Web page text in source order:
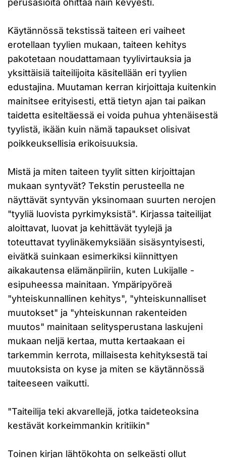
perusasioita ohittaa näin kevyesti.
Käytännössä tekstissä taiteen eri vaiheet
erotellaan tyylien mukaan, taiteen kehitys
pakotetaan noudattamaan tyylivirtauksia ja
yksittäisiä taiteilijoita käsitellään eri tyylien
edustajina. Muutaman kerran kirjoittaja kuitenkin
mainitsee erityisesti, että tietyn ajan tai paikan
taidetta esiteltäessä ei voida puhua yhtenäisestä
tyylistä, ikään kuin nämä tapaukset olisivat
poikkeuksellisia erikoisuuksia.
Mistä ja miten taiteen tyylit sitten kirjoittajan
mukaan syntyvät? Tekstin perusteella ne
näyttävät syntyvän yksinomaan suurten nerojen
"tyyliä luovista pyrkimyksistä". Kirjassa taiteilijat
aloittavat, luovat ja kehittävät tyylejä ja
toteuttavat tyylinäkemyksiään sisäsyntyisesti,
eivätkä suinkaan esimerkiksi kiinnittyen
aikakautensa elämänpiiriin, kuten Lukijalle -
esipuheessa mainitaan. Ympäripyöreä
"yhteiskunnallinen kehitys", "yhteiskunnalliset
muutokset" ja "yhteiskunnan rakenteiden
muutos" mainitaan selitysperustana laskujeni
mukaan neljä kertaa, mutta kertaakaan ei
tarkemmin kerrota, millaisesta kehityksestä tai
muutoksista on kyse ja miten se käytännössä
taiteeseen vaikutti.
"Taiteilija teki akvarellejä, jotka taideteoksina
kestävät korkeimmankin kritiikin"
Toinen kirjan lähtökohta on selkeästi ollut